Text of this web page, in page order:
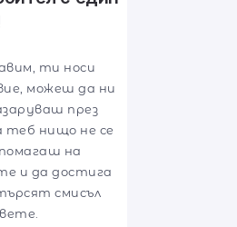
ти носи
можеш да ни
през
теб нищо не се
на
и да достига
смисъл